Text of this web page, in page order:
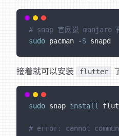
# snap 官网说 manjaro
sudo pacman -S snapd
接着就可以安装 flutter
sudo snap install
# error: cannot